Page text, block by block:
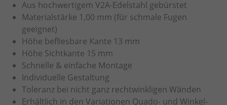
Aus hochwertigem V2A-Edelstahl gebürstet
Materialstärke 1,00 mm (für schmale Fugen
geeignet)
Höhe befliesbare Kante 13 mm
Höhe Sichtkante 15 mm
Schnelle & einfache Montage
Individuelle Gestaltung
Toleranz bei nicht ganz rechtwinkligen Wänden
Erhältlich in den Variationen Quado- und Winkel-